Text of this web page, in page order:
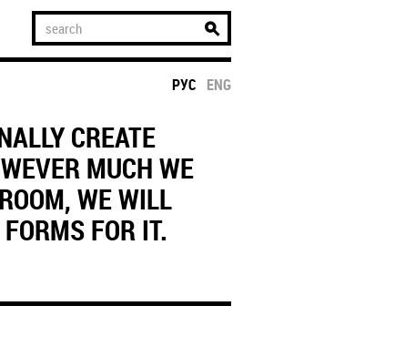
РУС ENG
CREATE
MUCH WE
WE WILL
FOR IT.